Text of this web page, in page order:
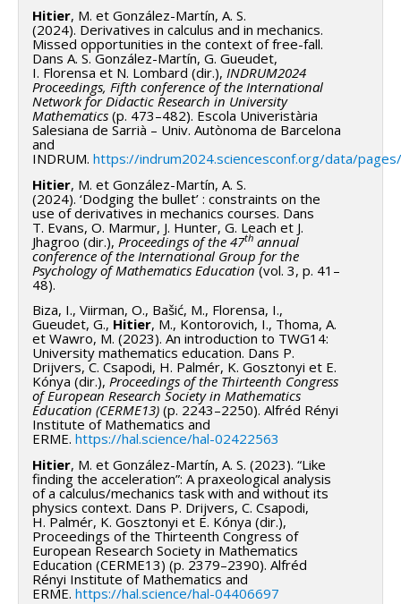
recherche orientée par la conception (ROC). La RA
fournit des outils méthodologiques pour étudier et
documenter le travail de co-conception effectué par
les CACE ; elle utilisé des études de cas
ethnographiques. Toutes les données
ethnographiques seront analysées avec des
méthodes d'analyse de données qualitatives, à l'aide
d'un cadre théorique basé sur « la théorie de l'activité
». La méthode ROC nous permet de nous concentrer
sur des questions de conception spécifiques et sert à
répondre à des questions sur l’efficacité des formats
et des modèles de ICD, incluant des études quasi
expérimentales, pour atteindre des résultats
d’apprentissage interdisciplinaire spécifiques. Les
méthodes d'analyse comprendront des méthodes
quantitatives (par exemple, test t, ANOVA, MANOVA,
analyse en classes latentes, analyse de contenu). De
plus, nous utiliserons la méthode ROC pour concevoir
un instrument de mesure de l’interdisciplinarité, en
particulier dans le contexte de l’objectif
interdisciplinaire 0NTC du 200.B1. Pour enseigner et
évaluer la compréhension interdisciplinaire, les
enseignants devront explorer de nouvelles méthodes
pour aborder et intégrer les connaissances ICD. À cet
égard, notre équipe est exceptionnellement bien
placée et préparée par des années d'expérience en
matière de partenariats recherche-pratique — par
cours, ainsi que leur capacité à utiliser des approches
d’un cours pour résoudre des tâches dans l’autre
cours. Les étudiants ont également développé
de meilleures compétences pour résoudre certaines
tâches présentées dans un contexte graphique.
Finalement, nous soulignons aussi des retombées
importantes pour la communauté enseignante au
collège Dawson et des possibilités réelles de
pérenniser cette innovation.
Mots-clés: Calcul
différentiel, mécanique, dérivée, jumelage de
cours, recherche-action collaborative, transfert de
connaissances, enseignement des mathématiques au
collégial, enseignement des sciences au collégial,
pratiques enseignantes, communautés
d’apprentissage
Hitier, M. et González-Martín, A. S.
(2024). Derivatives in calculus and in mechanics.
Missed opportunities in the context of free-fall.
Dans A. S. González-Martín, G. Gueudet,
I. Florensa et N. Lombard (dir.), INDRUM2024
Proceedings, Fifth conference of the International
Network for Didactic Research in University
Mathematics (p. 473–482). Escola Univeristària
Salesiana de Sarrià – Univ. Autònoma de Barcelona
and
INDRUM. https://indrum2024.sciencesconf.org/data/
Hitier, M. et González-Martín, A. S.
(2024). ‘Dodging the bullet’ : constraints on the
use of derivatives in mechanics courses. Dans
T. Evans, O. Marmur, J. Hunter, G. Leach et J.
Jhagroo (dir.), Proceedings of the 47th annual
conference of the International Group for the
Psychology of Mathematics Education (vol. 3, p. 41–
48).
Biza, I., Viirman, O., Bašić, M., Florensa, I.,
Gueudet, G., Hitier, M., Kontorovich, I., Thoma, A.
et Wawro, M. (2023). An introduction to TWG14:
University mathematics education. Dans P.
Drijvers, C. Csapodi, H. Palmér, K. Gosztonyi et E.
Kónya (dir.), Proceedings of the Thirteenth Congress
of European Research Society in Mathematics
Education (CERME13) (p. 2243–2250). Alfréd Rényi
Institute of Mathematics and
ERME. https://hal.science/hal-02422563
Hitier, M. et González-Martín, A. S. (2023). “Like
finding the acceleration”: A praxeological analysis
of a calculus/mechanics task with and without its
physics context. Dans P. Drijvers, C. Csapodi,
H. Palmér, K. Gosztonyi et E. Kónya (dir.),
Proceedings of the Thirteenth Congress of
European Research Society in Mathematics
Education (CERME13) (p. 2379–2390). Alfréd
Rényi Institute of Mathematics and
ERME. https://hal.science/hal-04406697